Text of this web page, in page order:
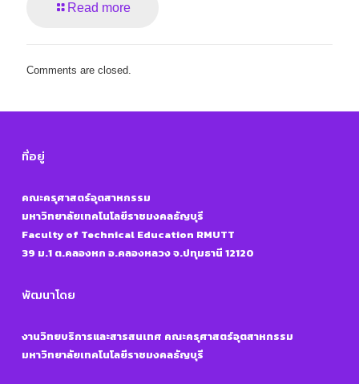
Read more
Comments are closed.
ที่อยู่
คณะครุศาสตร์อุตสาหกรรม
มหาวิทยาลัยเทคโนโลยีราชมงคลธัญบุรี
Faculty of Technical Education RMUTT
39 ม.1 ต.คลองหก อ.คลองหลวง จ.ปทุมธานี 12120
พัฒนาโดย
งานวิทยบริการและสารสนเทศ คณะครุศาสตร์อุตสาหกรรม
มหาวิทยาลัยเทคโนโลยีราชมงคลธัญบุรี